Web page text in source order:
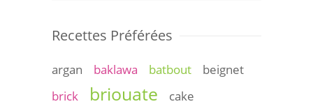
Recettes Préférées
argan baklawa batbout
beignet
brick
briouate
cake